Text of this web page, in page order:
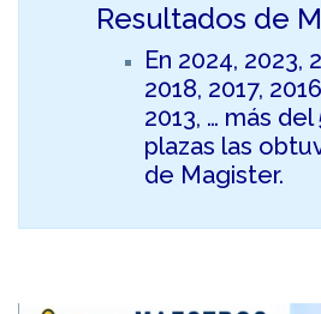
Resultados de
En 2024, 2023,
2018, 2017,
2013, … más del
plazas las
de Magister.